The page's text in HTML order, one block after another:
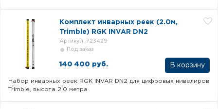
Комплект инварных реек (2.0м,
Trimble) RGK INVAR DN2
Под заказ
Артикул: 723429
140 400 руб. В корзину
Набор инварных реек RGK INVAR DN2 для цифровых нивелиров
Trimble, высота 2.0 метра